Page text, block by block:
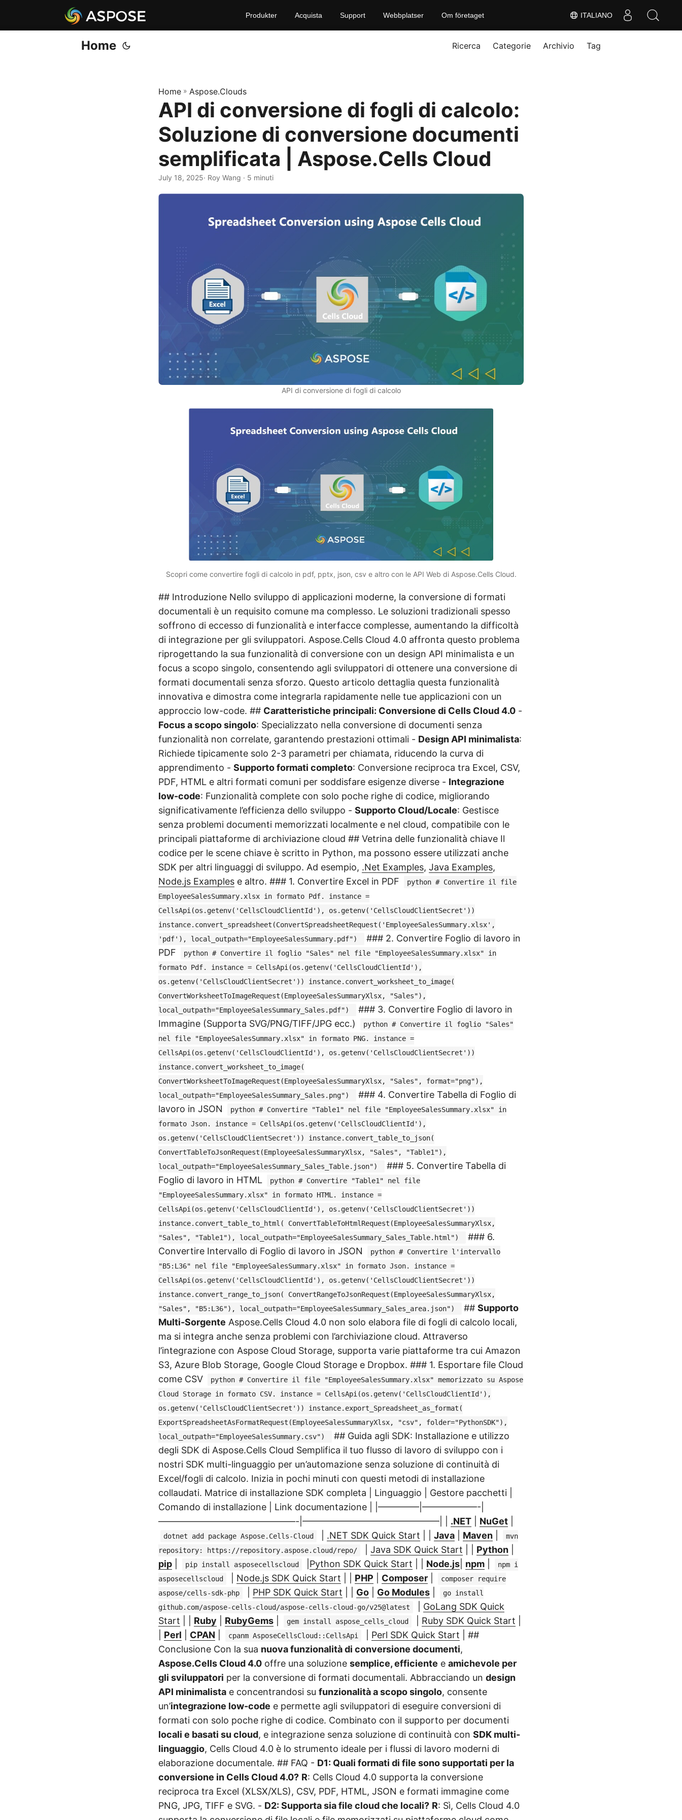
ITALIANO
Produkter Acquista Support Webbplatser Om företaget
Home Ricerca Categorie Archivio Tag
Home » Aspose.Clouds
API di conversione di fogli di calcolo:
Soluzione di conversione documenti
semplificata | Aspose.Cells Cloud
July 18, 2025· Roy Wang · 5 minuti
API di conversione di fogli di calcolo
Scopri come convertire fogli di calcolo in pdf, pptx, json, csv e altro con le API Web di Aspose.Cells Cloud.
## Introduzione Nello sviluppo di applicazioni moderne, la conversione di formati
documentali è un requisito comune ma complesso. Le soluzioni tradizionali spesso
soffrono di eccesso di funzionalità e interfacce complesse, aumentando la difficoltà
di integrazione per gli sviluppatori. Aspose.Cells Cloud 4.0 affronta questo problema
riprogettando la sua funzionalità di conversione con un design API minimalista e un
focus a scopo singolo, consentendo agli sviluppatori di ottenere una conversione di
formati documentali senza sforzo. Questo articolo dettaglia questa funzionalità
innovativa e dimostra come integrarla rapidamente nelle tue applicazioni con un
approccio low-code. ## Caratteristiche principali: Conversione di Cells Cloud 4.0 -
Focus a scopo singolo: Specializzato nella conversione di documenti senza
funzionalità non correlate, garantendo prestazioni ottimali - Design API minimalista:
Richiede tipicamente solo 2-3 parametri per chiamata, riducendo la curva di
apprendimento - Supporto formati completo: Conversione reciproca tra Excel, CSV,
PDF, HTML e altri formati comuni per soddisfare esigenze diverse - Integrazione
low-code: Funzionalità complete con solo poche righe di codice, migliorando
significativamente l’efficienza dello sviluppo - Supporto Cloud/Locale: Gestisce
senza problemi documenti memorizzati localmente e nel cloud, compatibile con le
principali piattaforme di archiviazione cloud ## Vetrina delle funzionalità chiave Il
codice per le scene chiave è scritto in Python, ma possono essere utilizzati anche
SDK per altri linguaggi di sviluppo. Ad esempio, .Net Examples, Java Examples,
Node.js Examples e altro. ### 1. Convertire Excel in PDF
python # Convertire il file
EmployeeSalesSummary.xlsx in formato Pdf. instance =
CellsApi(os.getenv('CellsCloudClientId'), os.getenv('CellsCloudClientSecret'))
instance.convert_spreadsheet(ConvertSpreadsheetRequest('EmployeeSalesSummary.xlsx',
'pdf'), local_outpath="EmployeeSalesSummary.pdf")
### 2. Convertire Foglio di lavoro in
PDF
python # Convertire il foglio "Sales" nel file "EmployeeSalesSummary.xlsx" in
formato Pdf. instance = CellsApi(os.getenv('CellsCloudClientId'),
os.getenv('CellsCloudClientSecret')) instance.convert_worksheet_to_image(
ConvertWorksheetToImageRequest(EmployeeSalesSummaryXlsx, "Sales"),
local_outpath="EmployeeSalesSummary_Sales.pdf")
### 3. Convertire Foglio di lavoro in
Immagine (Supporta SVG/PNG/TIFF/JPG ecc.)
python # Convertire il foglio "Sales"
nel file "EmployeeSalesSummary.xlsx" in formato PNG. instance =
CellsApi(os.getenv('CellsCloudClientId'), os.getenv('CellsCloudClientSecret'))
instance.convert_worksheet_to_image(
ConvertWorksheetToImageRequest(EmployeeSalesSummaryXlsx, "Sales", format="png"),
local_outpath="EmployeeSalesSummary_Sales.png")
### 4. Convertire Tabella di Foglio di
lavoro in JSON
python # Convertire "Table1" nel file "EmployeeSalesSummary.xlsx" in
formato Json. instance = CellsApi(os.getenv('CellsCloudClientId'),
os.getenv('CellsCloudClientSecret')) instance.convert_table_to_json(
ConvertTableToJsonRequest(EmployeeSalesSummaryXlsx, "Sales", "Table1"),
local_outpath="EmployeeSalesSummary_Sales_Table.json")
### 5. Convertire Tabella di
Foglio di lavoro in HTML
python # Convertire "Table1" nel file
"EmployeeSalesSummary.xlsx" in formato HTML. instance =
CellsApi(os.getenv('CellsCloudClientId'), os.getenv('CellsCloudClientSecret'))
instance.convert_table_to_html( ConvertTableToHtmlRequest(EmployeeSalesSummaryXlsx,
"Sales", "Table1"), local_outpath="EmployeeSalesSummary_Sales_Table.html")
### 6.
Convertire Intervallo di Foglio di lavoro in JSON
python # Convertire l'intervallo
"B5:L36" nel file "EmployeeSalesSummary.xlsx" in formato Json. instance =
CellsApi(os.getenv('CellsCloudClientId'), os.getenv('CellsCloudClientSecret'))
instance.convert_range_to_json( ConvertRangeToJsonRequest(EmployeeSalesSummaryXlsx,
"Sales", "B5:L36"), local_outpath="EmployeeSalesSummary_Sales_area.json")
## Supporto
Multi-Sorgente Aspose.Cells Cloud 4.0 non solo elabora file di fogli di calcolo locali,
ma si integra anche senza problemi con l’archiviazione cloud. Attraverso
l’integrazione con Aspose Cloud Storage, supporta varie piattaforme tra cui Amazon
S3, Azure Blob Storage, Google Cloud Storage e Dropbox. ### 1. Esportare file Cloud
come CSV
python # Convertire il file "EmployeeSalesSummary.xlsx" memorizzato su Aspose
Cloud Storage in formato CSV. instance = CellsApi(os.getenv('CellsCloudClientId'),
os.getenv('CellsCloudClientSecret')) instance.export_Spreadsheet_as_format(
ExportSpreadsheetAsFormatRequest(EmployeeSalesSummaryXlsx, "csv", folder="PythonSDK"),
local_outpath="EmployeeSalesSummary.csv")
## Guida agli SDK: Installazione e utilizzo
degli SDK di Aspose.Cells Cloud Semplifica il tuo flusso di lavoro di sviluppo con i
nostri SDK multi-linguaggio per un’automazione senza soluzione di continuità di
Excel/fogli di calcolo. Inizia in pochi minuti con questi metodi di installazione
collaudati. Matrice di installazione SDK completa | Linguaggio | Gestore pacchetti |
Comando di installazione | Link documentazione | |————–|——————-|
———————————————-|———————————————| | .NET NuGet
dotnet add package Aspose.Cells-Cloud .NET SDK Quick Start Java Maven
mvn
repository: https://repository.aspose.cloud/repo/
Java SDK Quick Start Python
pip
pip install asposecellscloud Python SDK Quick Start Node.js npm
npm i
asposecellscloud
Node.js SDK Quick Start PHP Composer
composer require
aspose/cells-sdk-php
PHP SDK Quick Start Go Go Modules
go install
github.com/aspose-cells-cloud/aspose-cells-cloud-go/v25@latest
GoLang SDK Quick
Start
Ruby RubyGems gem install aspose_cells_cloud Ruby SDK Quick Start
Perl CPAN cpanm AsposeCellsCloud::CellsApi Perl SDK Quick Start | ##
Conclusione Con la sua nuova funzionalità di conversione documenti,
Aspose.Cells Cloud 4.0 offre una soluzione semplice, efficiente e amichevole per
gli sviluppatori per la conversione di formati documentali. Abbracciando un design
API minimalista e concentrandosi su funzionalità a scopo singolo, consente
un’integrazione low-code e permette agli sviluppatori di eseguire conversioni di
formati con solo poche righe di codice. Combinato con il supporto per documenti
locali e basati su cloud, e integrazione senza soluzione di continuità con SDK multi-
linguaggio, Cells Cloud 4.0 è lo strumento ideale per i flussi di lavoro moderni di
elaborazione documentale. ## FAQ - D1: Quali formati di file sono supportati per la
conversione in Cells Cloud 4.0? R: Cells Cloud 4.0 supporta la conversione
reciproca tra Excel (XLSX/XLS), CSV, PDF, HTML, JSON e formati immagine come
PNG, JPG, TIFF e SVG. - D2: Supporta sia file cloud che locali? R: Sì, Cells Cloud 4.0